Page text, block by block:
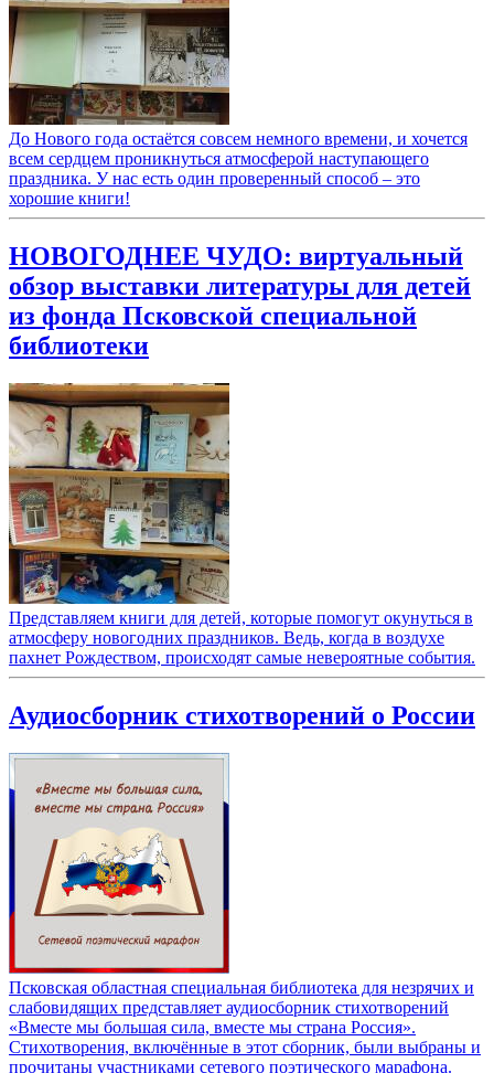
До Нового года остаётся совсем немного времени, и хочется
всем сердцем проникнуться атмосферой наступающего
праздника. У нас есть один проверенный способ – это
хорошие книги!
НОВОГОДНЕЕ ЧУДО: виртуальный
обзор выставки литературы для детей
из фонда Псковской специальной
библиотеки
Представляем книги для детей, которые помогут окунуться в
атмосферу новогодних праздников. Ведь, когда в воздухе
пахнет Рождеством, происходят самые невероятные события.
Аудиосборник стихотворений о России
Псковская областная специальная библиотека для незрячих и
слабовидящих представляет аудиосборник стихотворений
«Вместе мы большая сила, вместе мы страна Россия».
Стихотворения, включённые в этот сборник, были выбраны и
прочитаны участниками сетевого поэтического марафона.